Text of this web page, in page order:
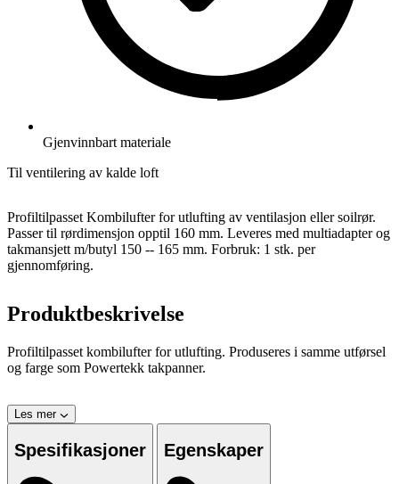
Gjenvinnbart materiale
Til ventilering av kalde loft
Profiltilpasset Kombilufter for utlufting av ventilasjon eller soilrør.
Passer til rørdimensjon opptil 160 mm. Leveres med multiadapter og
takmansjett m/butyl 150 -- 165 mm. Forbruk: 1 stk. per
gjennomføring.
Produktbeskrivelse
Profiltilpasset kombilufter for utlufting. Produseres i samme utførsel
og farge som Powertekk takpanner.
Les mer
Spesifikasjoner Egenskaper